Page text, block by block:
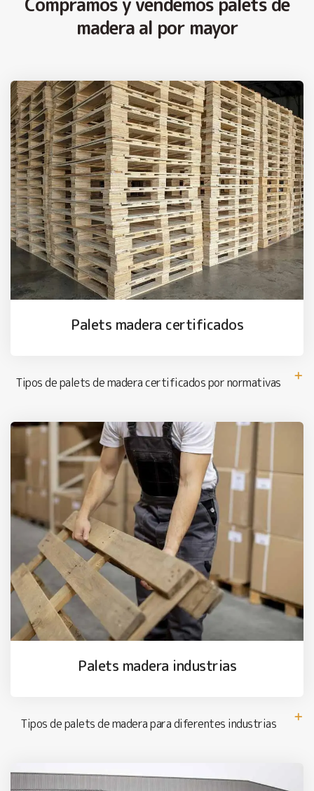
madera al por mayor
Palets madera certificados
Tipos de palets de madera certificados por normativas
Palets madera industrias
Tipos de palets de madera para diferentes industrias